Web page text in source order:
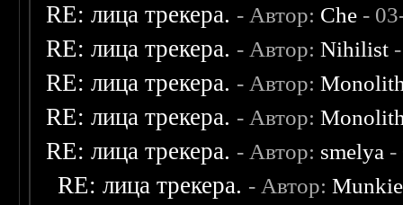
RE: лица трекера. - Автор: Che -
RE: лица трекера. - Автор:Nihilist
RE: лица трекера. - Автор:
RE: лица трекера. - Автор:
RE: лица трекера. - Автор: smelya -
RE: лица трекера. - Автор:Munkie